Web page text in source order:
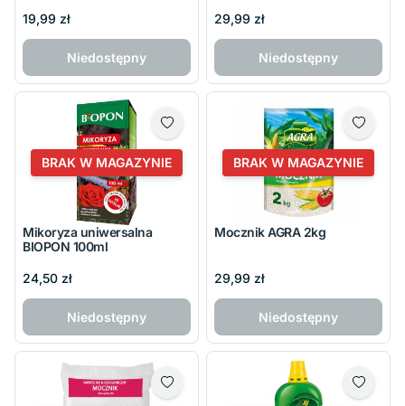
19,99 zł
Niedostępny
29,99 zł
Niedostępny
BRAK W MAGAZYNIE
Mikoryza uniwersalna
BIOPON 100ml
24,50 zł
Niedostępny
BRAK W MAGAZYNIE
Mocznik AGRA 2kg
29,99 zł
Niedostępny